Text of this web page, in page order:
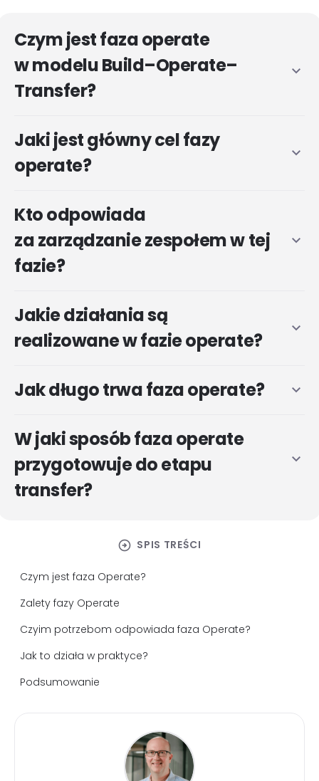
Czym jest faza operate
w modelu Build–Operate–
Transfer?
expand_more
Jaki jest główny cel fazy
operate?
expand_more
Kto odpowiada
za zarządzanie zespołem w tej
fazie?
expand_more
Jakie działania są
realizowane w fazie operate?
expand_more
Jak długo trwa faza operate? expand_more
W jaki sposób faza operate
przygotowuje do etapu
transfer?
expand_more
arrow_circle_right SPIS TREŚCI
Czym jest faza Operate?
Zalety fazy Operate
Czyim potrzebom odpowiada faza Operate?
Jak to działa w praktyce?
Podsumowanie